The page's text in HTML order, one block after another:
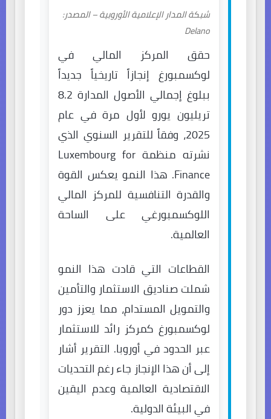
شبكة المدار الإعلامية الأوروبية – المصدر:
Delano
حقق المركز المالي في
لوكسمبورغ إنجازاً تاريخياً جديداً
ببلوغ إجمالي الأصول المدارة 8.2
تريليون يورو لأول مرة في عام
2025، وفقاً للتقرير السنوي الذي
نشرته منظمة Luxembourg for
Finance. هذا النمو يعكس القوة
والقدرة التنافسية للمركز المالي
اللوكسمبورغي على الساحة
العالمية.
القطاعات التي قادت هذا النمو
شملت صناديق الاستثمار والتأمين
والتمويل المستدام، مما يعزز دور
لوكسمبورغ كمركز رائد للاستثمار
عبر الحدود في أوروبا. التقرير أشار
إلى أن هذا الإنجاز جاء رغم التحديات
الاقتصادية العالمية وعدم اليقين
في البيئة الدولية.